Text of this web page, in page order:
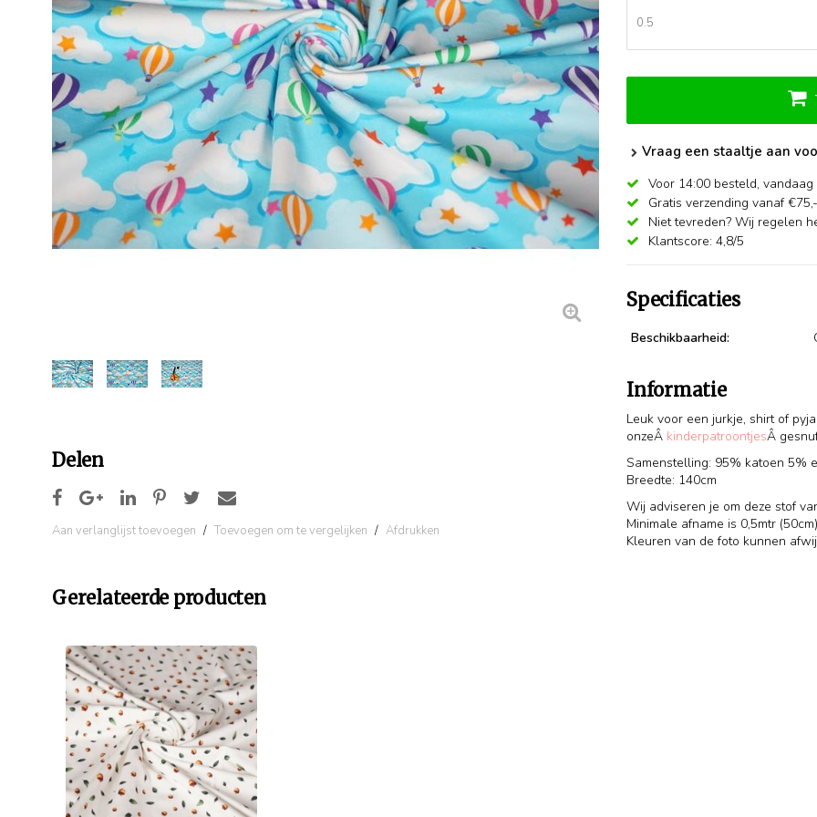
Delen
Aan verlanglijst toevoegen / Toevoegen om te vergelijken / Afdrukken
Vraag een staaltje aan
Voor 14:00 besteld, vandaag
Gratis verzending vanaf €75,-
Niet tevreden? Wij regelen
Klantscore: 4,8/5
Specificaties
Beschikbaarheid:
Informatie
Leuk voor een jurkje, shirt of
onzeÂ kinderpatroontjesÂ
Samenstelling: 95% katoen 5%
Breedte: 140cm
Wij adviseren je om deze stof
Minimale afname is 0,5mtr
Kleuren van de foto kunnen
Gerelateerde producten